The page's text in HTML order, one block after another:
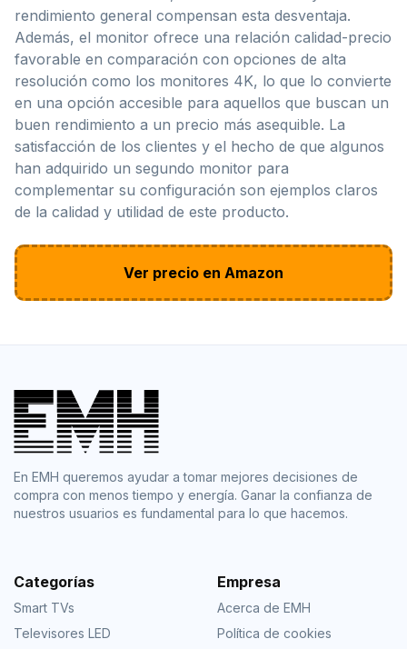
rendimiento general compensan esta desventaja.
Además, el monitor ofrece una relación calidad-precio
favorable en comparación con opciones de alta
resolución como los monitores 4K, lo que lo convierte
en una opción accesible para aquellos que buscan un
buen rendimiento a un precio más asequible. La
satisfacción de los clientes y el hecho de que algunos
han adquirido un segundo monitor para
complementar su configuración son ejemplos claros
de la calidad y utilidad de este producto.
Ver precio en Amazon
En EMH queremos ayudar a tomar mejores decisiones de
compra con menos tiempo y energía. Ganar la confianza de
nuestros usuarios es fundamental para lo que hacemos.
Categorías
Smart TVs
Televisores LED
Empresa
Acerca de EMH
Política de cookies